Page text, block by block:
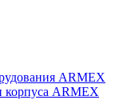
ARMEX
ARMEX